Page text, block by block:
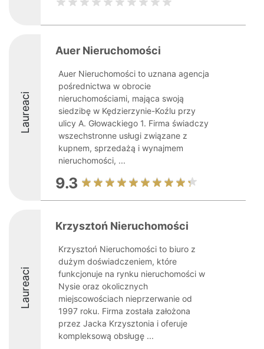
Laureaci
Auer Nieruchomości
Auer Nieruchomości to uznana agencja
pośrednictwa w obrocie
nieruchomościami, mająca swoją
siedzibę w Kędzierzynie-Koźlu przy
ulicy A. Głowackiego 1. Firma świadczy
wszechstronne usługi związane z
kupnem, sprzedażą i wynajmem
nieruchomości, ...
9.3
Laureaci
Krzysztoń Nieruchomości
Krzysztoń Nieruchomości to biuro z
dużym doświadczeniem, które
funkcjonuje na rynku nieruchomości w
Nysie oraz okolicznych
miejscowościach nieprzerwanie od
1997 roku. Firma została założona
przez Jacka Krzysztonia i oferuje
kompleksową obsługę ...